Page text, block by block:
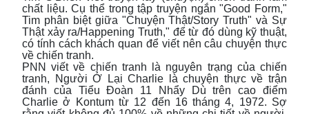
chất liệu. Cụ thể trong tập truyện ngắn "Good Form,"
Tim phân biệt giữa "Chuyện Thật/Story Truth" và Sự
Thật xảy ra/Happening Truth," để từ đó dùng kỹ thuật,
có tính cách khách quan để viết nên câu chuyện thực
về chiến tranh.
PNN viết về chiến tranh là nguyên trạng của chiến
tranh, Người Ở Lại Charlie là chuyện thực về trận
đánh của Tiểu Đoàn 11 Nhẩy Dù trên cao điểm
Charlie ở Kontum từ 12 đến 16 tháng 4, 1972. Sợ